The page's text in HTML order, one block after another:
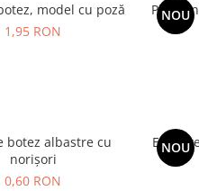
model cu poză
1,95 RON
NOU
Plic
botez albastre cu
norișori
0,60 RON
NOU